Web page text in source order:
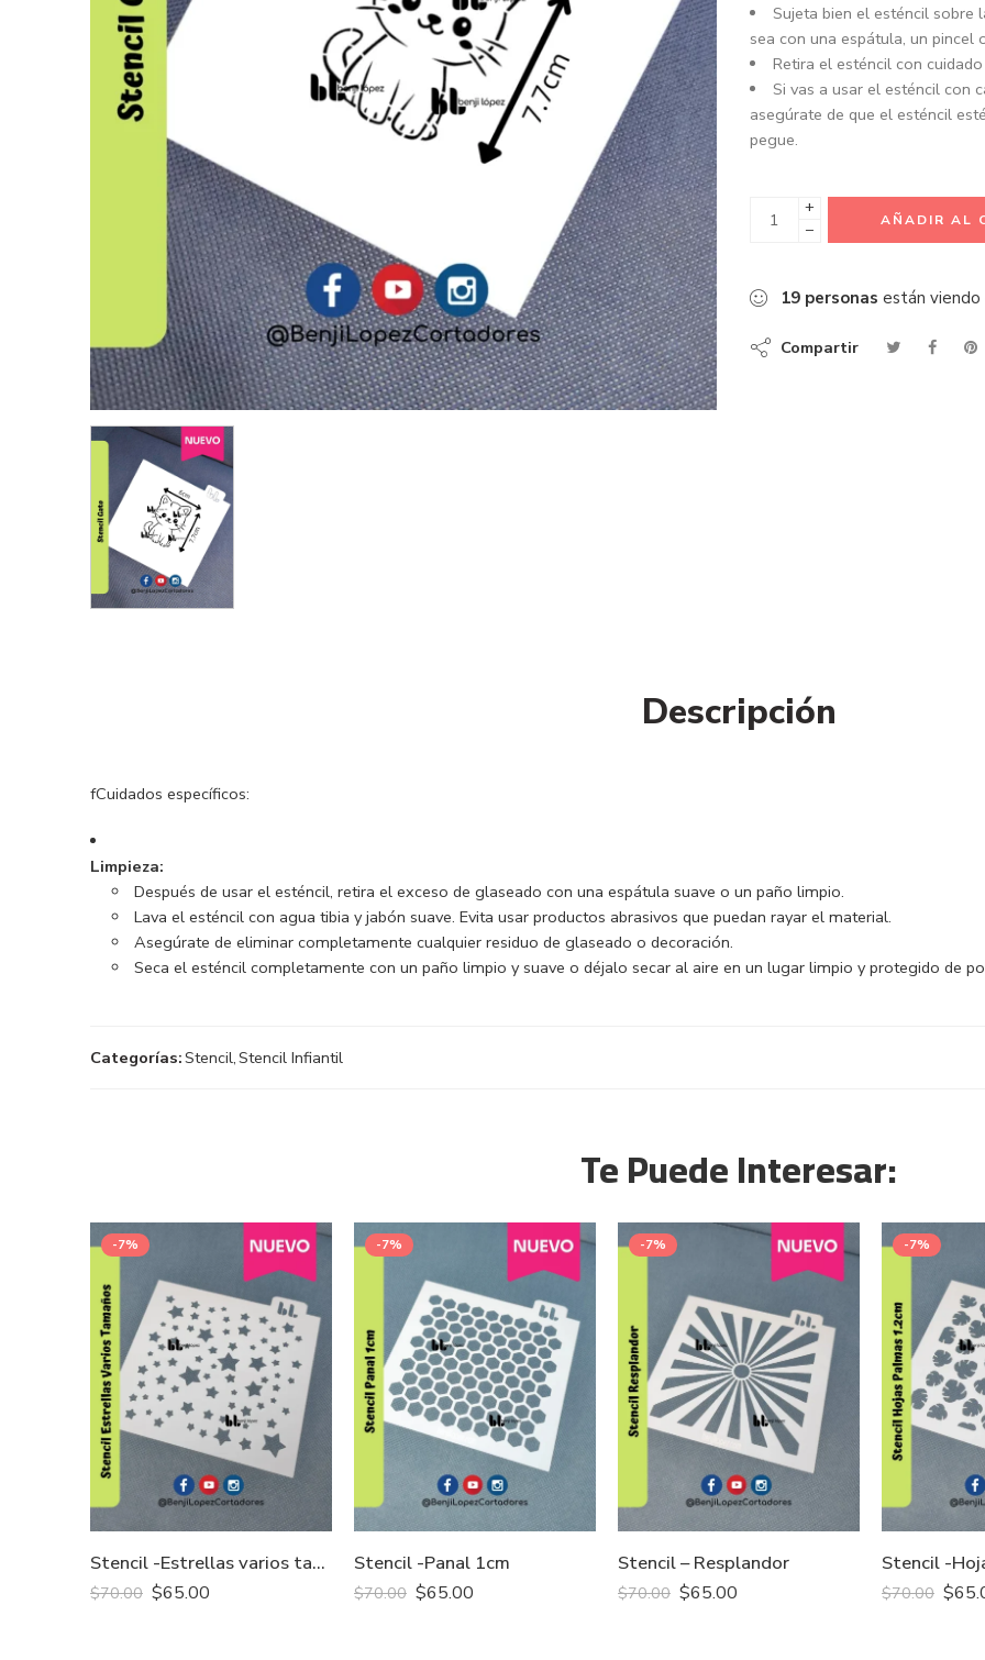
Sujeta bien el esténcil sobre
sea con una espátula, un pincel
Retira el esténcil con
Si vas a usar el esténcil con
asegúrate de que el esténcil
pegue.
+
−
AÑADIR AL
19 personas están viendo
Compartir
Descripción
fCuidados específicos:
Limpieza:
Después de usar el esténcil, retira el exceso de glaseado con una espátula suave o un paño limpio.
Lava el esténcil con agua tibia y jabón suave.Evita usar productos abrasivos que puedan rayar el material.
Asegúrate de eliminar completamente cualquier residuo de glaseado o decoración.
Seca el esténcil completamente con un paño limpio y suave o déjalo secar al aire en un lugar limpio y protegido de
Categorías:Stencil,Stencil Infiantil
Te Puede Interesar:
-7%
Stencil -Estrellas varios tamaños
$70.00 $65.00
-7%
Stencil -Panal 1cm
$70.00 $65.00
-7%
Stencil – Resplandor
$70.00 $65.00
-7%
Stencil -
$70.00 $